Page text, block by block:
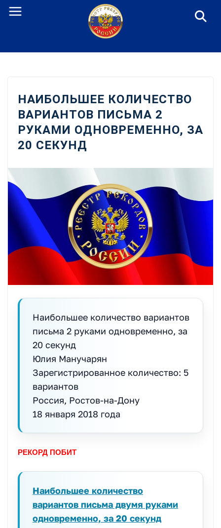
Перейти
НАИБОЛЬШЕЕ КОЛИЧЕСТВО
ВАРИАНТОВ ПИСЬМА 2
РУКАМИ ОДНОВРЕМЕННО, ЗА
20 СЕКУНД
Наибольшее количество вариантов
письма 2 руками одновременно, за
20 секунд
Юлия Манучарян
Зарегистрированное количество: 5
вариантов
Россия, Ростов-на-Дону
18 января 2018 года
РЕКОРД ПОБИТ
Наибольшее количество
вариантов письма двумя руками
одновременно, за 20 секунд